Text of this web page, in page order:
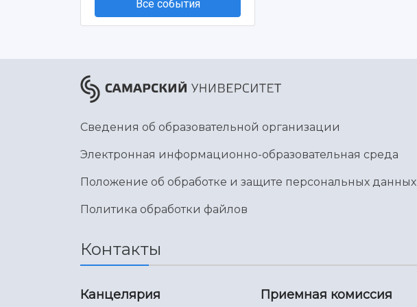
Все события
Сведения об образовательной организации
Электронная информационно-образовательная среда
Положение об обработке и защите персональных данных
Политика обработки файлов
Контакты
Канцелярия Приемная комиссия